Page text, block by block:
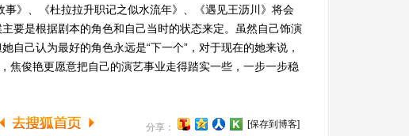
、《杜拉拉升职记之似水流年》、《遇见王沥川》将会
要是根据剧本的角色和自己当时的状态来定。虽然自己饰演
自己认为最好的角色永远是“下一个”，对于现在的她来说，
焦俊艳更愿意把自己的演艺事业走得踏实一些，一步一步稳
分享： [保存到博客]